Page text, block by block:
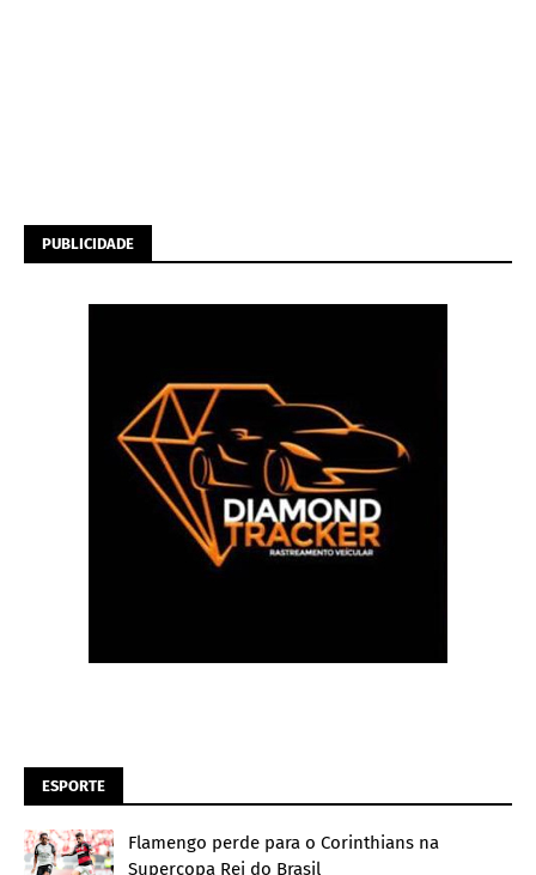
PUBLICIDADE
ESPORTE
Flamengo perde para o Corinthians na
Supercopa Rei do Brasil